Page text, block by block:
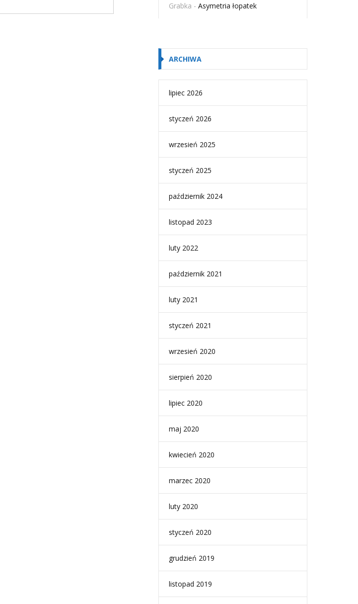
Grabka - Asymetria łopatek
ARCHIWA
lipiec 2026
styczeń 2026
wrzesień 2025
styczeń 2025
październik 2024
listopad 2023
luty 2022
październik 2021
luty 2021
styczeń 2021
wrzesień 2020
sierpień 2020
lipiec 2020
maj 2020
kwiecień 2020
marzec 2020
luty 2020
styczeń 2020
grudzień 2019
listopad 2019